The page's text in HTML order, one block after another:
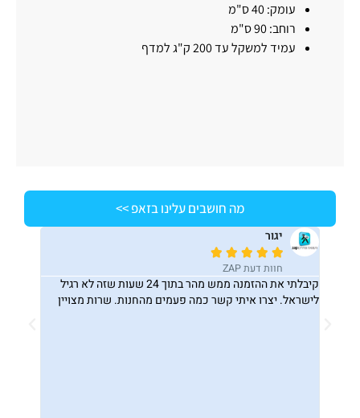
עומק: 40 ס"מ
רוחב: 90 ס"מ
עמיד למשקל עד 200 ק"ג למדף
מה חושבים עלינו בזאפ >>
יגור





חוות דעת ZAP
קיבלתי את ההזמנה ממש מהר בתוך 24 שעות שזה לא רגיל
לישראל. יצרו איתי קשר כמה פעמים מהחנות. שרות מצויין